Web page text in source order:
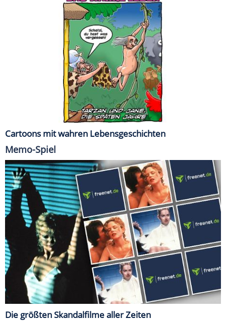
Cartoons mit wahren Lebensgeschichten
Memo-Spiel
Die größten Skandalfilme aller Zeiten